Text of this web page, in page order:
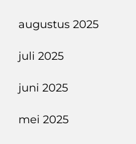
augustus 2025
juli 2025
juni 2025
mei 2025